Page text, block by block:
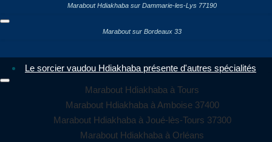
Marabout Hdiakhaba sur Dammarie-les-Lys 77190
Marabout sur Bordeaux 33
Le sorcier vaudou Hdiakhaba présente d'autres spécialités
Marabout Hdiakhaba à Tours
Marabout Hdiakhaba à Amboise 37400
Marabout Hdiakhaba à Joué-lès-Tours 37300
Marabout Hdiakhaba à Orléans